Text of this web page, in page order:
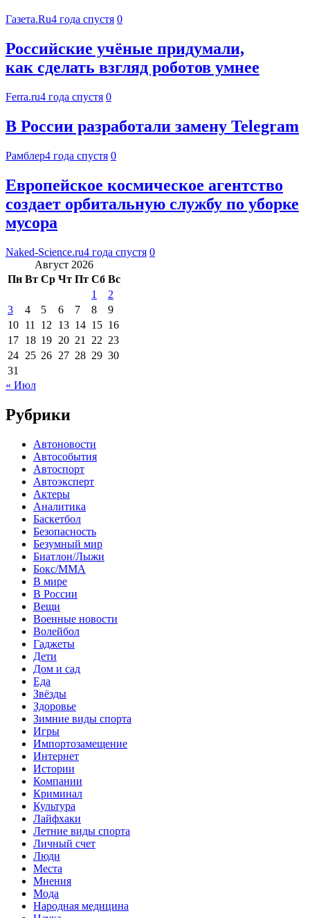
Газета.Ru4 года спустя 0
Российские учёные придумали,
как сделать взгляд роботов умнее
Ferra.ru4 года спустя 0
В России разработали замену Telegram
Рамблер4 года спустя 0
Европейское космическое агентство
создает орбитальную службу по уборке
мусора
Naked-Science.ru4 года спустя 0
Август 2026
Пн Вт Ср Чт Пт Сб Вс
1
2
3
4 5 6 7 8
9
10 11 12 13 14 15 16
17 18 19 20 21 22 23
24 25 26 27 28 29 30
31
« Июл
Рубрики
Автоновости
Автособытия
Автоспорт
Автоэксперт
Актеры
Аналитика
Баскетбол
Безопасность
Безумный мир
Биатлон/Лыжи
Бокс/MMA
В мире
В России
Вещи
Военные новости
Волейбол
Гаджеты
Дети
Дом и сад
Еда
Звёзды
Здоровье
Зимние виды спорта
Игры
Импортозамещение
Интернет
Истории
Компании
Криминал
Культура
Лайфхаки
Летние виды спорта
Личный счет
Люди
Места
Мнения
Мода
Народная медицина